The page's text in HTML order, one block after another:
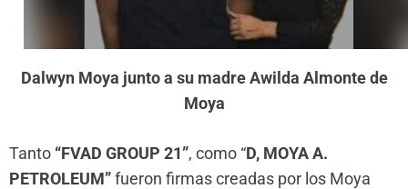
Dalwyn Moya junto a su madre Awilda Almonte de
Moya
Tanto “FVAD GROUP 21”, como “D, MOYA A.
PETROLEUM”fueron firmas creadas por los Moya